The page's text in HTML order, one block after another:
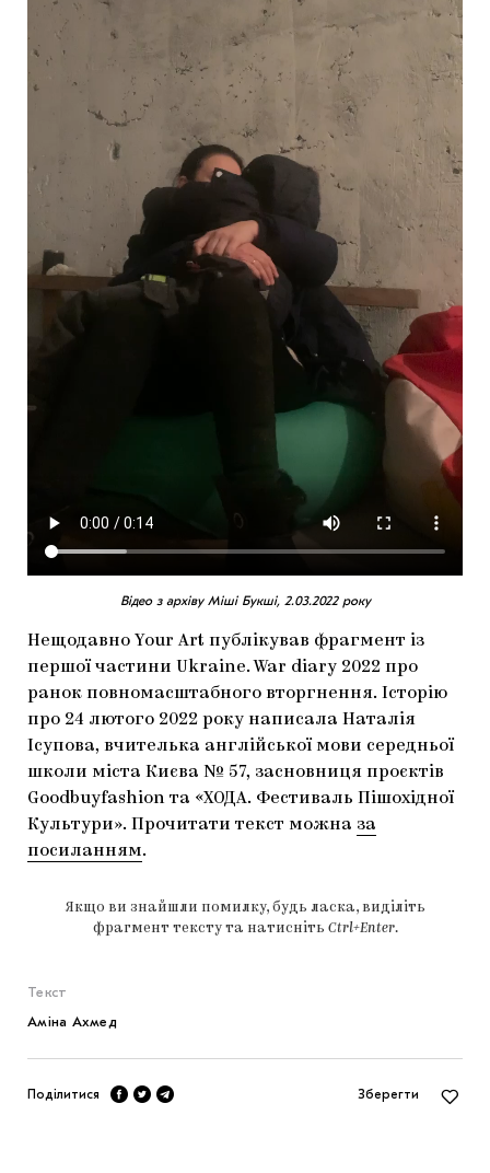
Відео з архіву Міші Букші, 2.03.2022 року
Нещодавно Your Art публікував фрагмент із
першої частини Ukraine. War diary 2022 про
ранок повномасштабного вторгнення. Історію
про 24 лютого 2022 року написала Наталія
Ісупова, вчителька англійської мови середньої
школи міста Києва № 57, засновниця проєктів
Goodbuyfashion та «ХОДА. Фестиваль Пішохідної
Культури». Прочитати текст можна за
посиланням.
Якщо ви знайшли помилку, будь ласка, виділіть
фрагмент тексту та натисніть Ctrl+Enter.
Текст
Аміна Ахмед
Поділитися Зберегти